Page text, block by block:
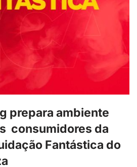
prepara ambiente
consumidores da
Fantástica do